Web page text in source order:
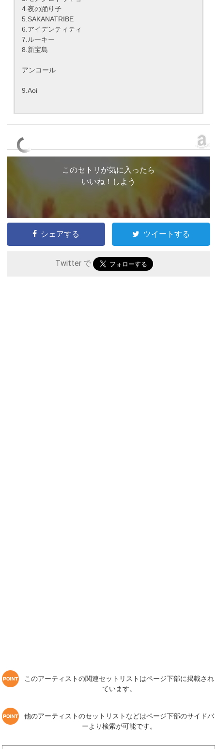
4.夜の踊り子
5.SAKANATRIBE
6.アイデンティティ
7.ルーキー
8.新宝島
アンコール
9.Aoi
このセトリが気に入ったら
いいね！しよう
シェアする ツイートする
Twitter で
このアーティストの関連セットリストはページ下部に掲載され
ています。
他のアーティストのセットリストなどはページ下部のサイドバ
ーより検索が可能です。